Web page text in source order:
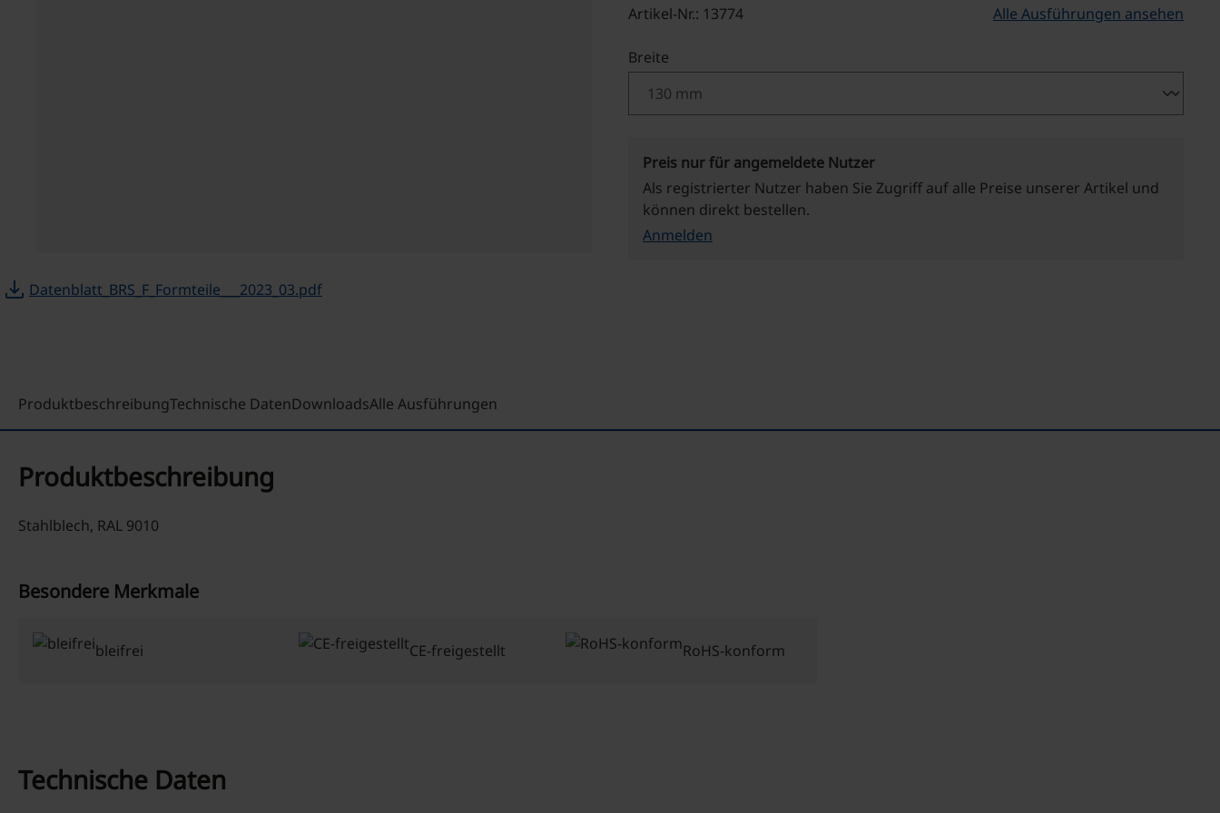
download Datenblatt_BRS_F_Formteile___2023_03.pdf
Artikel-Nr.: 13774
Alle Ausführungen ansehen
Breite
Preis nur für angemeldete Nutzer
Als registrierter Nutzer haben Sie Zugriff auf alle Preise unserer Artikel und
können direkt bestellen.
Anmelden
ProduktbeschreibungTechnische DatenDownloadsAlle Ausführungen
Produktbeschreibung
Stahlblech, RAL 9010
Besondere Merkmale
bleifrei CE-freigestellt RoHS-konform
Technische Daten